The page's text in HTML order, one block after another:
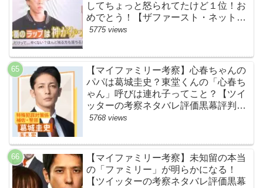
してちょっと怒られてたけど１位！お
めでとう！【ザファースト・ネットの
ネタバレ感想考察まとめ・スッキリ・
5775 views
【マイファミリー考察】心春ちゃんの
パパは葛城圭史？東堂くんの「心春ち
ゃん」呼びは連れ子ってこと？【ツイ
ッターの考察ネタバレ評価黒幕評判感
想批判原作犯人キャスト脚本あらすじ
5768 views
【マイファミリー考察】未知留の本当
の「ファミリー」が明らかになる！
【ツイッターの考察ネタバレ評価黒幕